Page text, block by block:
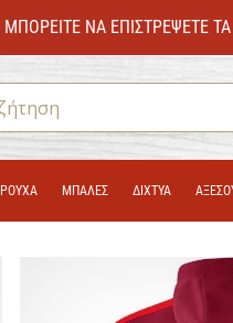
ΜΠΟΡΕΊΤΕ ΝΑ ΕΠΙΣΤΡΈΨΕΤΕ
ΡΟΎΧΑ ΜΠΑΛΕΣ ΔΊΧΤΥΑ